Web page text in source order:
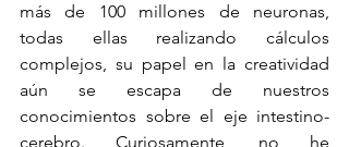
más de 100 millones de neuronas,
todas ellas realizando cálculos
complejos, su papel en la creatividad
aún se escapa de nuestros
conocimientos sobre el eje intestino-
cerebro. Curiosamente, no he